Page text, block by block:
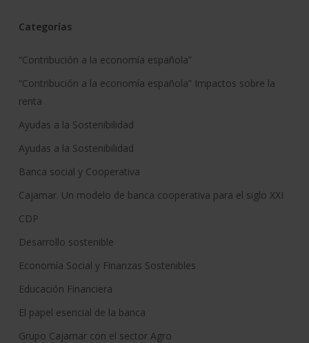
Categorías
“Contribución a la economía española”
“Contribución a la economía española” Impactos sobre la
renta
Ayudas a la Sostenibilidad
Ayudas a la Sostenibilidad
Banca social y Cooperativa
Cajamar. Un modelo de banca cooperativa para el siglo XXI
CDP
Desarrollo sostenible
Economía Social y Finanzas Sostenibles
Educación Financiera
El papel esencial de la banca
Grupo Cajamar con el sector Agro